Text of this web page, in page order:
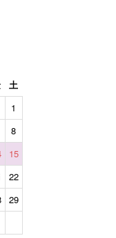
土
1
8
15
22
29